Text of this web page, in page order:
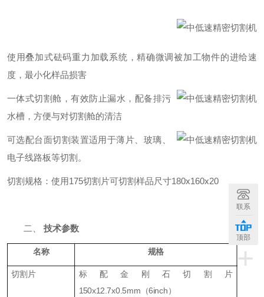
使用叠加式砝码重力加载系统，精确微调被加工物件的进给速
度，最小化样品损害
一体式切割舱，有效防止漏水，配备排污
水槽，方便与对切割舱的清洁
可选配台面切割装置适用于薄片、玻璃、
电子线路板等切割。
切割规格： 使用175切割片可切割样品尺寸180x160x20
二、 技术参数
+
名称 规格
切割片
标配金刚石切割片
150x12.7x0. 5mm（6inch）
联系
顶部